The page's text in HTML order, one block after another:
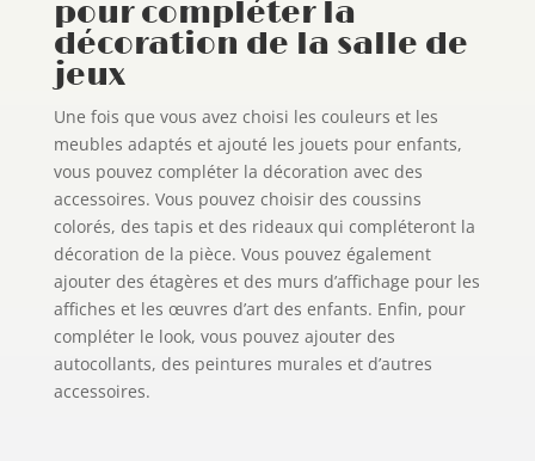
pour compléter la
décoration de la salle de
jeux
Une fois que vous avez choisi les couleurs et les
meubles adaptés et ajouté les jouets pour enfants,
vous pouvez compléter la décoration avec des
accessoires. Vous pouvez choisir des coussins
colorés, des tapis et des rideaux qui compléteront la
décoration de la pièce. Vous pouvez également
ajouter des étagères et des murs d’affichage pour les
affiches et les œuvres d’art des enfants. Enfin, pour
compléter le look, vous pouvez ajouter des
autocollants, des peintures murales et d’autres
accessoires.